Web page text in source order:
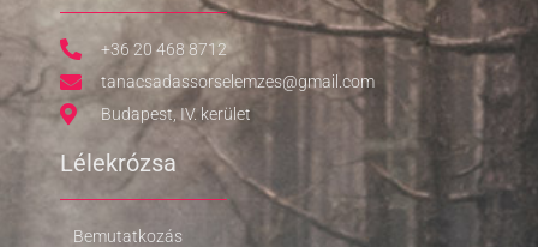
+36 20 468 8712
tanacsadassorselemzes@gmail.com
Budapest, IV. kerület
Lélekrózsa
Bemutatkozás